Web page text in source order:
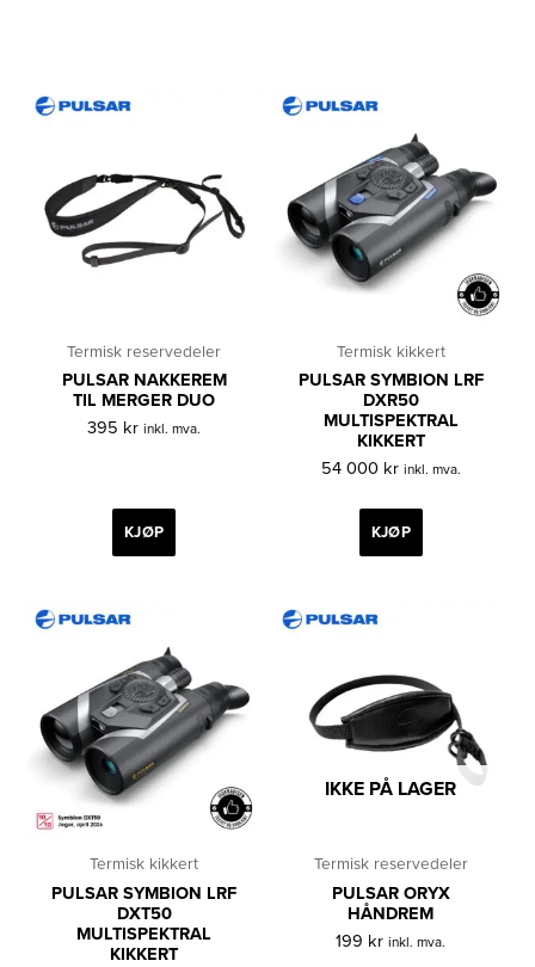
GUIDE: Termiske fargepaletter, retikler og
GUIDE: Termiske enheter – Spesifikasjoner forklart
Se andre nyttige artikler på vår blogg.
Termisk reservedeler
PULSAR NAKKEREM
TIL MERGER DUO
395 kr inkl. mva.
KJØP
Termisk kikkert
PULSAR SYMBION LRF
DXR50
MULTISPEKTRAL
KIKKERT
54 000 kr inkl. mva.
KJØP
Termisk kikkert
PULSAR SYMBION LRF
DXT50
MULTISPEKTRAL
KIKKERT
IKKE PÅ LAGER
Termisk reservedeler
PULSAR ORYX
HÅNDREM
199 kr inkl. mva.